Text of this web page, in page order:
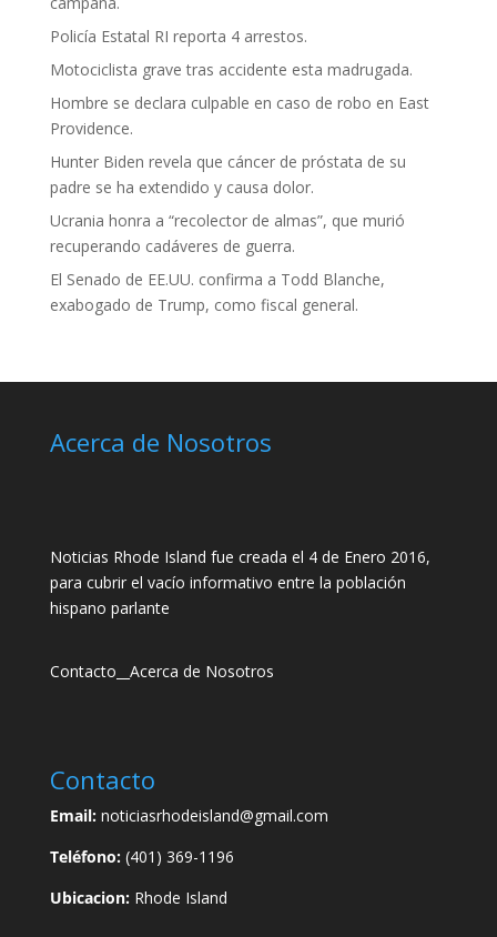
Policía Estatal RI reporta 4 arrestos.
Motociclista grave tras accidente esta madrugada.
Hombre se declara culpable en caso de robo en East
Providence.
Hunter Biden revela que cáncer de próstata de su
padre se ha extendido y causa dolor.
Ucrania honra a “recolector de almas”, que murió
recuperando cadáveres de guerra.
El Senado de EE.UU. confirma a Todd Blanche,
exabogado de Trump, como fiscal general.
Acerca de Nosotros
Noticias Rhode Island fue creada el 4 de Enero 2016,
para cubrir el vacío informativo entre la población
hispano parlante
Contacto Acerca de Nosotros
Contacto
Email:noticiasrhodeisland@gmail.com
Teléfono:(401) 369-1196
Ubicacion:Rhode Island